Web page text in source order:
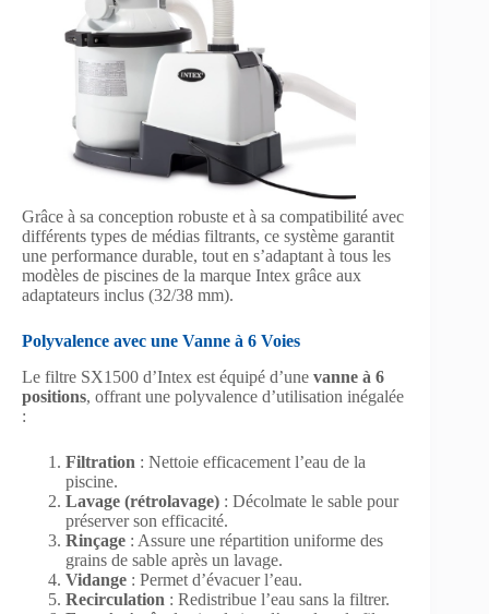
Grâce à sa conception robuste et à sa compatibilité avec
différents types de médias filtrants, ce système garantit
une performance durable, tout en s’adaptant à tous les
modèles de piscines de la marque Intex grâce aux
adaptateurs inclus (32/38 mm).
Polyvalence avec une Vanne à 6 Voies
Le filtre SX1500 d’Intex est équipé d’une vanne à 6
positions, offrant une polyvalence d’utilisation inégalée
:
Filtration : Nettoie efficacement l’eau de la
piscine.
Lavage (rétrolavage) : Décolmate le sable pour
préserver son efficacité.
Rinçage : Assure une répartition uniforme des
grains de sable après un lavage.
Vidange : Permet d’évacuer l’eau.
Recirculation : Redistribue l’eau sans la filtrer.